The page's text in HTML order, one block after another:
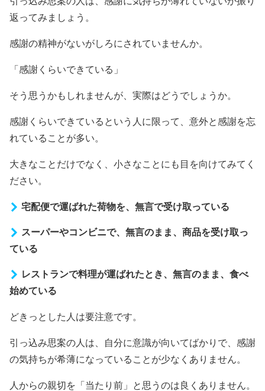
返ってみましょう。
感謝の精神がないがしろにされていませんか。
「感謝くらいできている」
そう思うかもしれませんが、実際はどうでしょうか。
感謝くらいできているという人に限って、意外と感謝を忘
れていることが多い。
大きなことだけでなく、小さなことにも目を向けてみてく
ださい。
宅配便で運ばれた荷物を、無言で受け取っている
スーパーやコンビニで、無言のまま、商品を受け取っ
ている
レストランで料理が運ばれたとき、無言のまま、食べ
始めている
どきっとした人は要注意です。
引っ込み思案の人は、自分に意識が向いてばかりで、感謝
の気持ちが希薄になっていることが少なくありません。
人からの親切を「当たり前」と思うのは良くありません。